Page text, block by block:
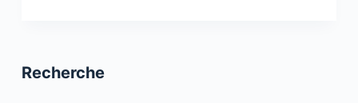
Recherche